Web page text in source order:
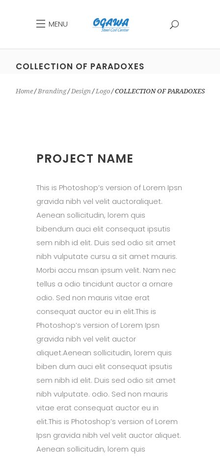
MENU
COLLECTION OF PARADOXES
Home Branding Design Logo COLLECTION OF PARADOXES
PROJECT NAME
This is Photoshop’s version of Lorem Ipsn
gravida nibh vel velit auctoraliquet.
Aenean sollicitudin, lorem quis
bibendum auci elit consequat ipsutis
sem nibh id elit. Duis sed odio sit amet
nibh vulputate cursu a sit amet mauris.
Morbi accu msan ipsum velit. Nam nec
tellus a odio tincidunt auctor a ornare
odio. Sed non mauris vitae erat
consequat auctor eu in elit.This is
Photoshop’s version of Lorem Ipsn
gravida nibh vel velit auctor
aliquet.Aenean sollicitudin, lorem quis
biben dum auci elit consequat ipsutis
sem nibh id elit. Duis sed odio sit amet
nibh vulputate. odio. Sed non mauris
vitae erat consequat auctor eu in
elit.This is Photoshop’s version of Lorem
Ipsn gravida nibh vel velit auctor aliquet.
Aenean sollicitudin, lorem quis